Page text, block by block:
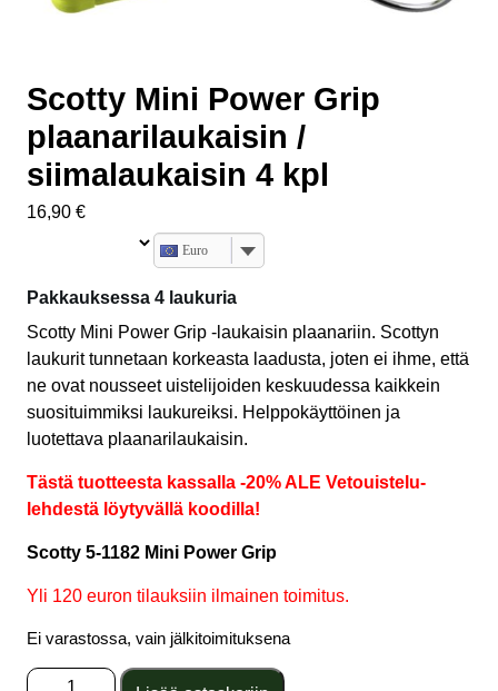
Scotty Mini Power Grip
plaanarilaukaisin /
siimalaukaisin 4 kpl
16,90 €
Euro
Pakkauksessa 4 laukuria
Scotty Mini Power Grip -laukaisin plaanariin. Scottyn
laukurit tunnetaan korkeasta laadusta, joten ei ihme, että
ne ovat nousseet uistelijoiden keskuudessa kaikkein
suosituimmiksi laukureiksi. Helppokäyttöinen ja
luotettava plaanarilaukaisin.
Tästä tuotteesta kassalla -20% ALE Vetouistelu-
lehdestä löytyvällä koodilla!
Scotty 5-1182 Mini Power Grip
Yli 120 euron tilauksiin ilmainen toimitus.
Ei varastossa, vain jälkitoimituksena
Scotty